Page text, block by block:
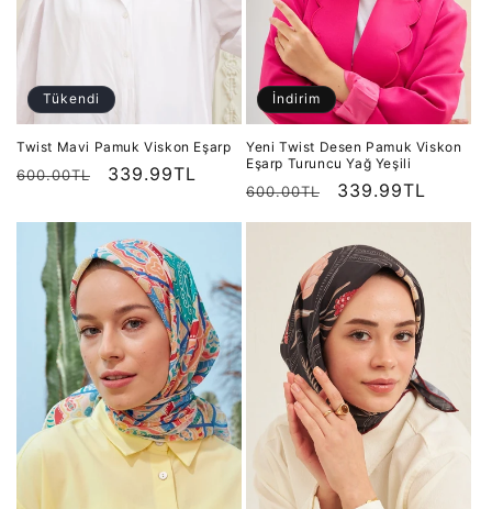
Tükendi
Twist Mavi Pamuk Viskon Eşarp
Normal
600.00TL
İndirimli
339.99TL
İndirim
Yeni Twist Desen Pamuk Viskon
Eşarp Turuncu Yağ Yeşili
Normal
fiyat
600.00TL
İndirimli
fiyat
339.99TL